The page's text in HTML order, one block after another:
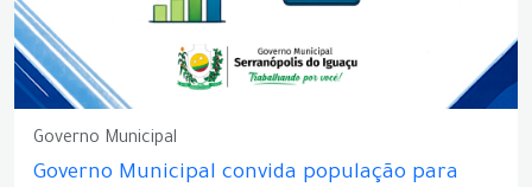
Governo Municipal
Governo Municipal convida população para